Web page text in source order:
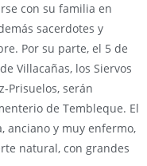
con su familia en
sacerdotes y
Por su parte, el 5 de
Villacañas, los Siervos
Prisuelos, serán
de Tembleque. El
anciano y muy enfermo,
natural, con grandes